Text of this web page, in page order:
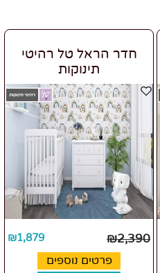
חדר הראל טל רהיטי
תינוקות
₪2,390
₪1,879
פרטים נוספים